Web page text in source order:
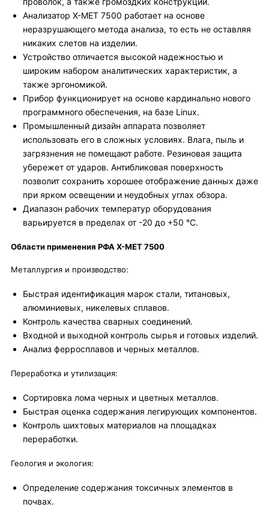
Анализатор X-MET 7500 работает на основе
неразрушающего метода анализа, то есть не оставляя
никаких слетов на изделии.
Устройство отличается высокой надежностью и
широким набором аналитических характеристик, а
также эргономикой.
Прибор функционирует на основе кардинально нового
программного обеспечения, на базе Linux.
Промышленный дизайн аппарата позволяет
использовать его в сложных условиях. Влага, пыль и
загрязнения не помещают работе. Резиновая защита
убережет от ударов. Антибликовая поверхность
позволит сохранить хорошее отображение данных даже
при ярком освещении и неудобных углах обзора.
Диапазон рабочих температур оборудования
варьируется в пределах от -20 до +50 °C.
Области применения РФА X-MET 7500
Металлургия и производство:
Быстрая идентификация марок стали, титановых,
алюминиевых, никелевых сплавов.
Контроль качества сварных соединений.
Входной и выходной контроль сырья и готовых изделий.
Анализ ферросплавов и черных металлов.
Переработка и утилизация:
Сортировка лома черных и цветных металлов.
Быстрая оценка содержания легирующих компонентов.
Контроль шихтовых материалов на площадках
переработки.
Геология и экология:
Определение содержания токсичных элементов в
почвах.